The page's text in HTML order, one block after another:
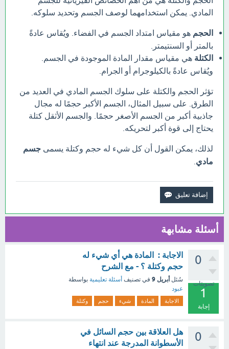
المادي. يمكن استخدامهما لوصف الجسم وتحديد سلوكه.
الحجم هو مقياس امتداد الجسم في الفضاء. ويُقاس عادةً
بالمتر أو السنتيمتر.
الكتلة هي مقياس مقدار المادة الموجودة في الجسم.
ويُقاس عادةً بالكيلوجرام أو الجرام.
تؤثر الحجم والكتلة على سلوك الجسم المادي في العديد من
الطرق. على سبيل المثال، الجسم الأكبر حجمًا له مجال
جاذبية أكبر من الجسم الأصغر حجمًا. والجسم الأثقل كتلة
يحتاج إلى قوة أكبر لتحريكه.
لذلك، يمكن القول أن كل شيء له حجم وكتلة يسمى جسم
مادي
أسئلة مشابهة
0
تصويتات
1
إجابة
الاجابة : المادة هي أي شيء له
حجم وكتلة ؟ - مع الشرح
سُئل أبريل 9 في تصنيف أسئلة تعليمية بواسطة
عبود
الاجابة المادة شيء حجم وكتلة
0
هل العلاقة بين حجم السائل في
الأسطوانة المدرجة عند انتهاء